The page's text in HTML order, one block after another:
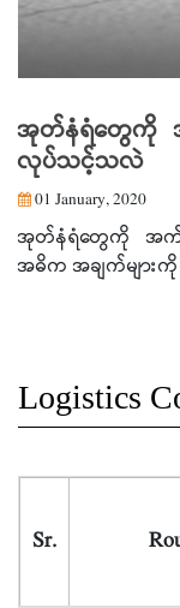
အုတ်နံရံတွေကို အ
လုပ်သင့်သလဲ
01 January, 2020
အုတ်နံရံတွေကို အက်ကြ
အဓိက အချက်များကို
Logistics
Sr.